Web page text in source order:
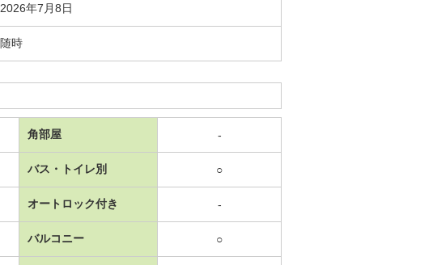
2026年7月8日
随時
角部屋 -
バス・トイレ別 ○
オートロック付き -
バルコニー ○